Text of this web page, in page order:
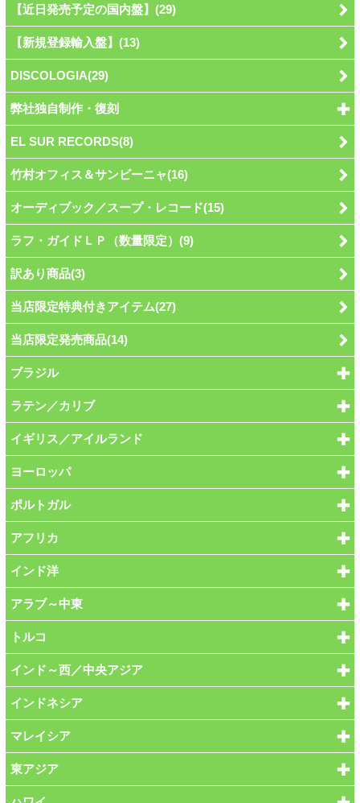
【近日発売予定の国内盤】(29)
【新規登録輸入盤】(13)
DISCOLOGIA(29)
弊社独自制作・復刻
EL SUR RECORDS(8)
竹村オフィス＆サンビーニャ(16)
オーディブック／スープ・レコード(15)
ラフ・ガイドＬＰ（数量限定）(9)
訳あり商品(3)
当店限定特典付きアイテム(27)
当店限定発売商品(14)
ブラジル
ラテン／カリブ
イギリス／アイルランド
ヨーロッパ
ポルトガル
アフリカ
インド洋
アラブ～中東
トルコ
インド～西／中央アジア
インドネシア
マレイシア
東アジア